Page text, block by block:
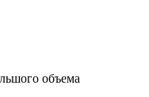
объема